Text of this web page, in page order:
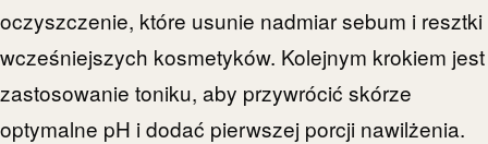
oczyszczenie, które usunie nadmiar sebum i resztki
wcześniejszych kosmetyków. Kolejnym krokiem jest
zastosowanie toniku, aby przywrócić skórze
optymalne pH i dodać pierwszej porcji nawilżenia.